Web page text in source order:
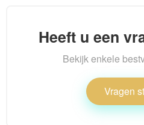
Heeft u een
Bekijk enkele
Vragen